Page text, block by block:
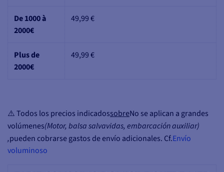
De 1000 à
2000€
49,99 €
Plus de
2000€
49,99 €
⚠️ Todos los precios indicadossobreNo se aplican a grandes
volúmenes(Motor, balsa salvavidas, embarcación auxiliar)
,pueden cobrarse gastos de envío adicionales. Cf.Envío
voluminoso